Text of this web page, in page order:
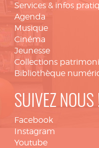
Services & infos
Agenda
Musique
Cinéma
Jeunesse
Collections
Bibliothèque
SUIVEZ NOUS
Facebook
Instagram
Youtube